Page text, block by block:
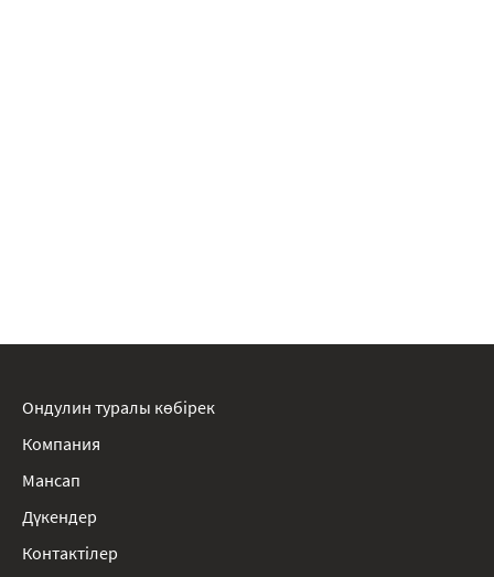
Ондулин туралы көбірек
Компания
Мансап
Дүкендер
Контактілер